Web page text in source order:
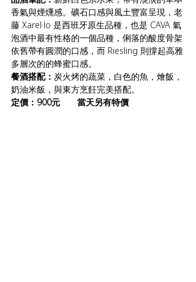
香氣與煙燻感。礦石口感與風土豐富呈現，老
藤 Xarel·lo 是西班牙原生品種，也是 CAVA 氣
泡酒中最有性格的一個品種，俐落的酸度骨架
依舊帶有圓潤的口感，而 Riesling 則撐起高雅
多層次的的蜂蜜口感。
餐酒搭配： 炭火烤的蔬菜，白色的魚，燴飯，
奶油米飯，與東方烹飪完美搭配。
定價：900元       當天另有特價